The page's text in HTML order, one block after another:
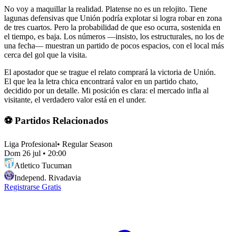
No voy a maquillar la realidad. Platense no es un relojito. Tiene
lagunas defensivas que Unión podría explotar si logra robar en zona
de tres cuartos. Pero la probabilidad de que eso ocurra, sostenida en
el tiempo, es baja. Los números —insisto, los estructurales, no los de
una fecha— muestran un partido de pocos espacios, con el local más
cerca del gol que la visita.
El apostador que se trague el relato comprará la victoria de Unión.
El que lea la letra chica encontrará valor en un partido chato,
decidido por un detalle. Mi posición es clara: el mercado infla al
visitante, el verdadero valor está en el under.
⚽ Partidos Relacionados
Liga Profesional• Regular Season
Dom 26 jul • 20:00
Atletico Tucuman
Independ. Rivadavia
Registrarse Gratis